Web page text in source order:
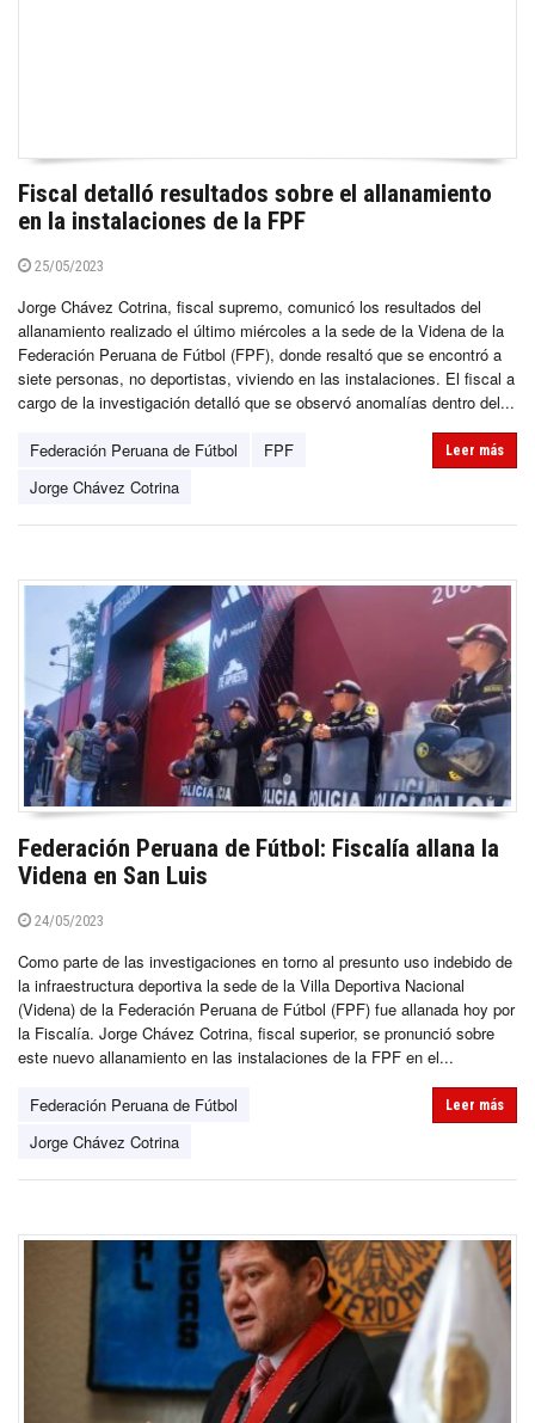
Fiscal detalló resultados sobre el allanamiento
en la instalaciones de la FPF
25/05/2023
Jorge Chávez Cotrina, fiscal supremo, comunicó los resultados del
allanamiento realizado el último miércoles a la sede de la Videna de la
Federación Peruana de Fútbol (FPF), donde resaltó que se encontró a
siete personas, no deportistas, viviendo en las instalaciones. El fiscal a
cargo de la investigación detalló que se observó anomalías dentro del...
Federación Peruana de Fútbol
FPF
Jorge Chávez Cotrina
Leer más
Federación Peruana de Fútbol: Fiscalía allana la
Videna en San Luis
24/05/2023
Como parte de las investigaciones en torno al presunto uso indebido de
la infraestructura deportiva la sede de la Villa Deportiva Nacional
(Videna) de la Federación Peruana de Fútbol (FPF) fue allanada hoy por
la Fiscalía. Jorge Chávez Cotrina, fiscal superior, se pronunció sobre
este nuevo allanamiento en las instalaciones de la FPF en el...
Federación Peruana de Fútbol
Jorge Chávez Cotrina
Leer más